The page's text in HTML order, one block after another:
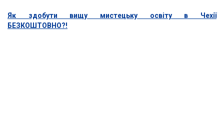
Як здобути вищу мистецьку освіту в Чехії
БЕЗКОШТОВНО?!